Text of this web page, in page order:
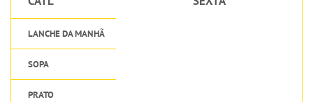
LANCHE DA MANHÃ
SOPA
PRATO